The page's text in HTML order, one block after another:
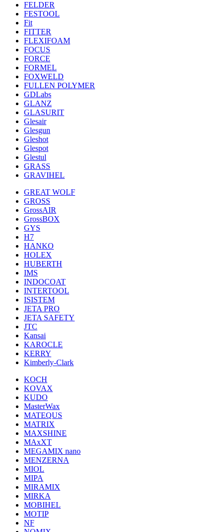
FELDER
FESTOOL
Fit
FITTER
FLEXIFOAM
FOCUS
FORCE
FORMEL
FOXWELD
FULLEN POLYMER
GDLabs
GLANZ
GLASURIT
Glesair
Glesgun
Gleshot
Glespot
Glestul
GRASS
GRAVIHEL
GREAT WOLF
GROSS
GrossAIR
GrossBOX
GYS
H7
HANKO
HOLEX
HUBERTH
IMS
INDOCOAT
INTERTOOL
ISISTEM
JETA PRO
JETA SAFETY
JTC
Kansai
KAROCLE
KERRY
Kimberly-Clark
KOCH
KOVAX
KUDO
MasterWax
MATEQUS
MATRIX
MAXSHINE
MAxXT
MEGAMIX nano
MENZERNA
MIOL
MIPA
MIRAMIX
MIRKA
MOBIHEL
MOTIP
NF